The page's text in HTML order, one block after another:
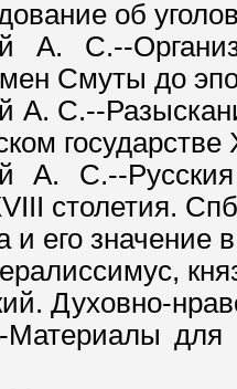
об
А. С.--
Смуты до
А. С.--
А. С.--
столетия.
и его значение
Духовно-
для